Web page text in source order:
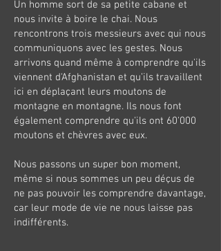
Un homme sort de sa petite cabane et
nous invite à boire le chai. Nous
rencontrons trois messieurs avec qui nous
communiquons avec les gestes. Nous
arrivons quand même à comprendre qu'ils
viennent d'Afghanistan et qu’ils travaillent
ici en déplaçant leurs moutons de
montagne en montagne. Ils nous font
également comprendre qu'ils ont 60'000
moutons et chèvres avec eux.
Nous passons un super bon moment,
même si nous sommes un peu déçus de
ne pas pouvoir les comprendre davantage,
car leur mode de vie ne nous laisse pas
indifférents.